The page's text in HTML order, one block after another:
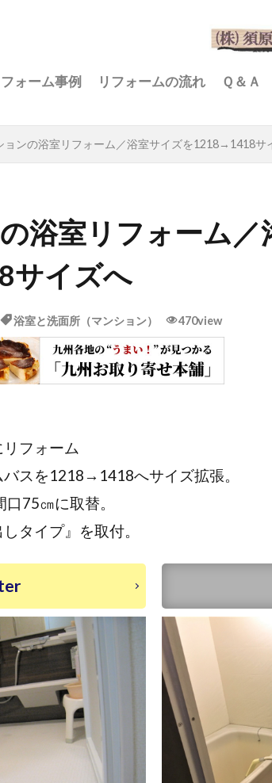
フォーム事例 リフォームの流れ Ｑ＆Ａ
ョンの浴室リフォーム／浴室サイズを1218→1418サ
浴室リフォーム／
サイズへ
浴室と洗面所（マンション） 470view
フォーム
スを1218→1418へサイズ拡張。
75㎝に取替。
タイプ』を取付。